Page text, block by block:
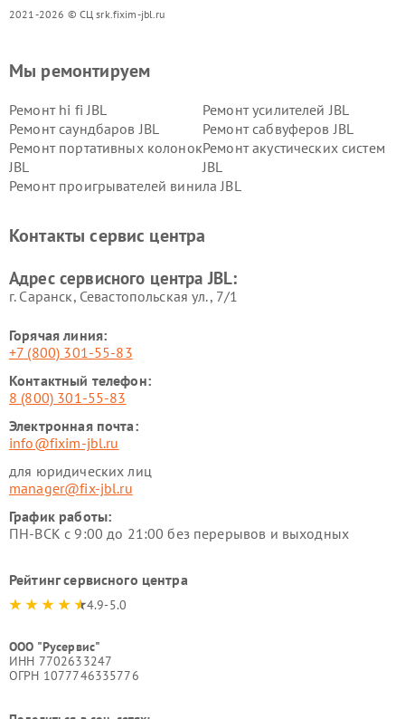
2021-2026 © СЦ srk.fixim-jbl.ru
Мы ремонтируем
Ремонт hi fi JBL
Ремонт усилителей JBL
Ремонт саундбаров JBL
Ремонт сабвуферов JBL
Ремонт портативных колонок
JBL
Ремонт акустических систем
JBL
Ремонт проигрывателей винила JBL
Контакты сервис центра
Адрес сервисного центра JBL:
г. Саранск, Севастопольская ул., 7/1
Горячая линия:
+7 (800) 301-55-83
Контактный телефон:
8 (800) 301-55-83
Электронная почта:
info@fixim-jbl.ru
для юридических лиц
manager@fix-jbl.ru
График работы:
ПН-ВСК с 9:00 до 21:00 без перерывов и выходных
Рейтинг сервисного центра
4.9-5.0
ООО "Русервис"
ИНН 7702633247
ОГРН 1077746335776